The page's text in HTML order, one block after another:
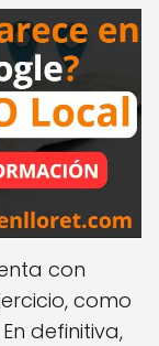
con
como
definitiva,